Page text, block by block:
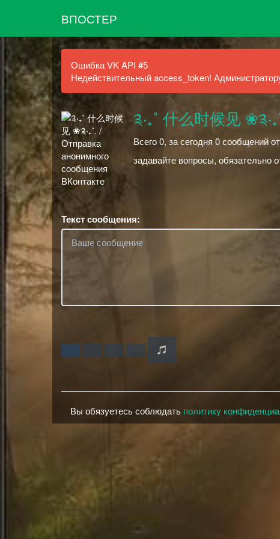
ВПОСТЕР
Ошибка VK API #5
Недействительный access_token!
༉‧₊˚ 什么时候见
Всего 0, за сегодня 0 сообщений
задавайте вопросы, обязательно
Текст сообщения:
Вы обязуетесь соблюдать политику